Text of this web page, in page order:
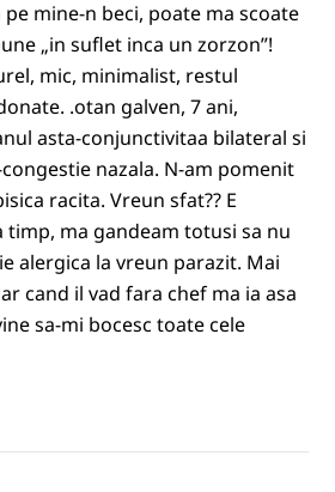
pe mine-n beci, poate ma scoate
„in suflet inca un zorzon”!
mic, minimalist, restul
.otan galven, 7 ani,
asta-conjunctivitaa bilateral si
nazala. N-am pomenit
racita. Vreun sfat?? E
timp, ma gandeam totusi sa nu
alergica la vreun parazit. Mai
cand il vad fara chef ma ia asa
sa-mi bocesc toate cele